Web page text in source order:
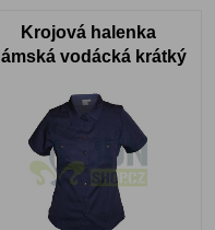
Krojová halenka
vodácká krátký